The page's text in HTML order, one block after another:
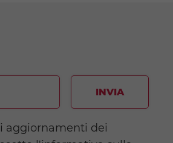
aggiornamenti dei
INVIA